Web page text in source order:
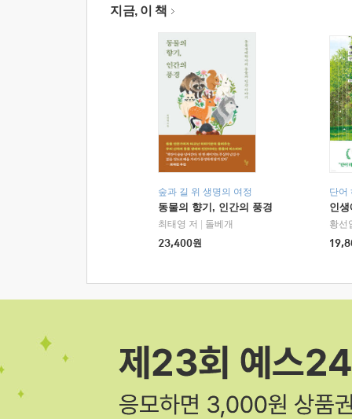
지금, 이 책
숲과 길 위 생명의 여정
동물의 향기, 인간의 풍경
최태영 저
돌베개
23,400원
단어
인
황선